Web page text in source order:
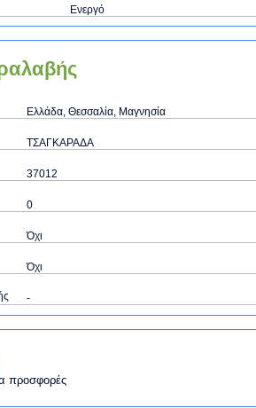
Ενεργό
Ελλάδα, Θεσσαλία, Μαγνησία
ΤΣΑΓΚΑΡΑΔΑ
37012
0
Όχι
Όχι
-
προσφορές